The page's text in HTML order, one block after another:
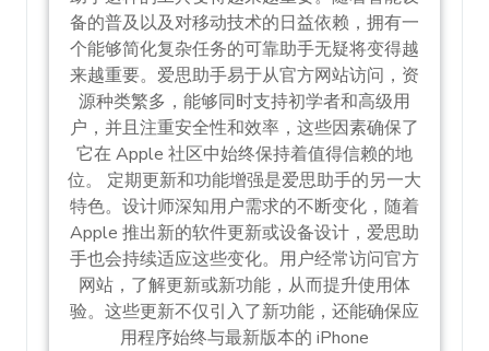
备的普及以及对移动技术的日益依赖，拥有一
个能够简化复杂任务的可靠助手无疑将变得越
来越重要。爱思助手易于从官方网站访问，资
源种类繁多，能够同时支持初学者和高级用
户，并且注重安全性和效率，这些因素确保了
它在 Apple 社区中始终保持着值得信赖的地
位。 定期更新和功能增强是爱思助手的另一大
特色。设计师深知用户需求的不断变化，随着
Apple 推出新的软件更新或设备设计，爱思助
手也会持续适应这些变化。用户经常访问官方
网站，了解更新或新功能，从而提升使用体
验。这些更新不仅引入了新功能，还能确保应
用程序始终与最新版本的 iPhone